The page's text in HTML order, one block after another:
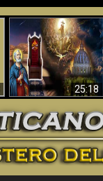
25:18
La Bibbia ha previsto
70 anni senza Papa?